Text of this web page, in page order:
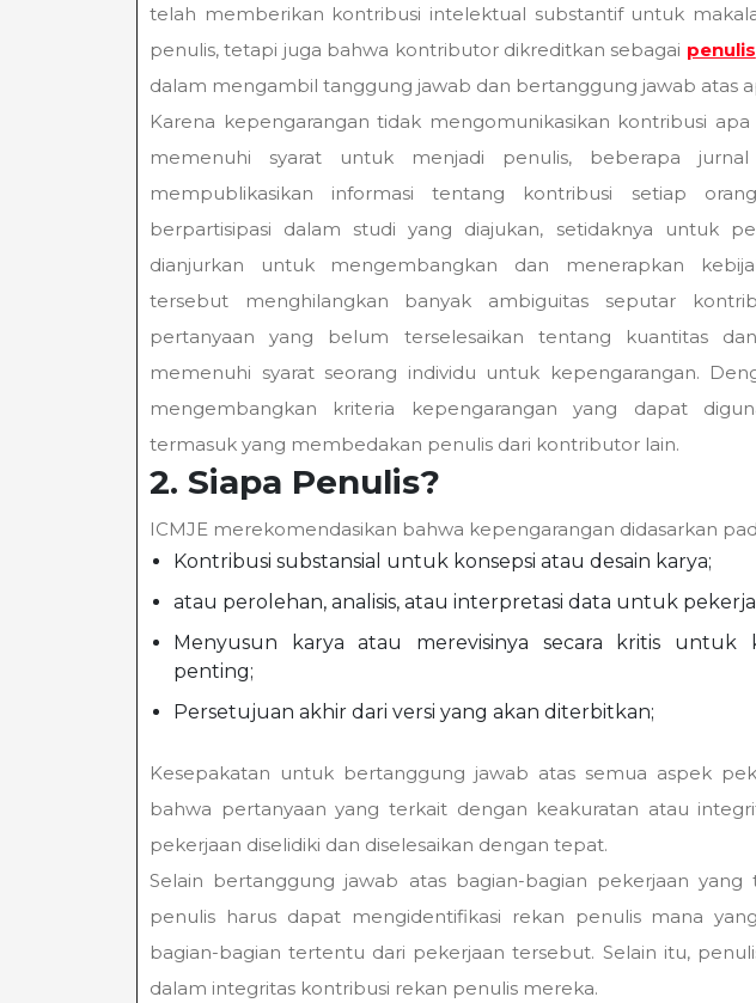
telah memberikan kontribusi intelektual substantif untuk
penulis, tetapi juga bahwa kontributor dikreditkan sebagai penulis
dalam mengambil tanggung jawab dan bertanggung jawab atas
Karena kepengarangan tidak mengomunikasikan kontribusi
memenuhi syarat untuk menjadi penulis, beberapa
mempublikasikan informasi tentang kontribusi setiap
berpartisipasi dalam studi yang diajukan, setidaknya untuk
dianjurkan untuk mengembangkan dan menerapkan
tersebut menghilangkan banyak ambiguitas seputar
pertanyaan yang belum terselesaikan tentang kuantitas
memenuhi syarat seorang individu untuk kepengarangan.
mengembangkan kriteria kepengarangan yang dapat
termasuk yang membedakan penulis dari kontributor lain.
2. Siapa Penulis?
ICMJE merekomendasikan bahwa kepengarangan didasarkan
Kontribusi substansial untuk konsepsi atau desain karya;
atau perolehan, analisis, atau interpretasi data untuk
Menyusun karya atau merevisinya secara kritis untuk
penting;
Persetujuan akhir dari versi yang akan diterbitkan;
Kesepakatan untuk bertanggung jawab atas semua aspek
bahwa pertanyaan yang terkait dengan keakuratan atau
pekerjaan diselidiki dan diselesaikan dengan tepat.
Selain bertanggung jawab atas bagian-bagian pekerjaan yang
penulis harus dapat mengidentifikasi rekan penulis mana
bagian-bagian tertentu dari pekerjaan tersebut. Selain itu,
dalam integritas kontribusi rekan penulis mereka.